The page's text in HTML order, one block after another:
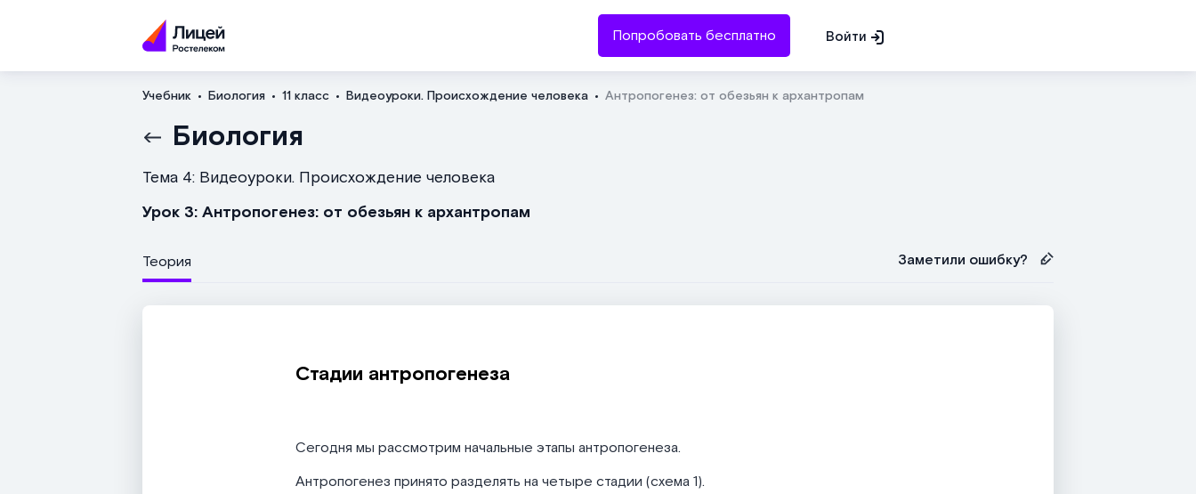
Попробовать бесплатно Войти
Учебник Биология 11 класс Видеоуроки. Происхождение человека Антропогенез: от обезьян к архантропам
Биология
Тема 4: Видеоуроки. Происхождение человека
Урок 3: Антропогенез: от обезьян к архантропам
Теория Заметили ошибку?
Стадии антропогенеза
Сегодня мы рассмотрим начальные этапы антропогенеза.
Антропогенез принято разделять на четыре стадии (схема 1).